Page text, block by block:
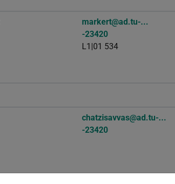
markert@ad.tu-...
-23420
L1|01 534
chatzisavvas@ad.tu-...
-23420